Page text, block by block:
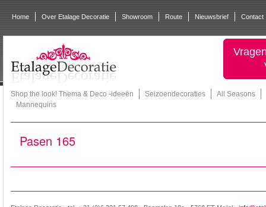
Home Over Etalage Decoratie Showroom Route Nieuwsbrief Contact
Shop the look! Thema & Deco -ideeën Seizoendecoraties
All Seasons
Mannequins
Pasen 165